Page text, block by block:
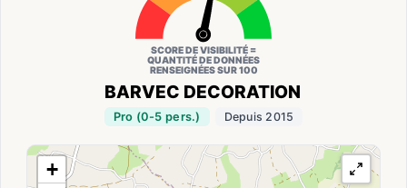
BARVEC DECORATION
Pro (0-5 pers.) Depuis 2015
SCORE DE VISIBILITÉ =
QUANTITÉ DE DONNÉES
RENSEIGNÉES SUR 100
+